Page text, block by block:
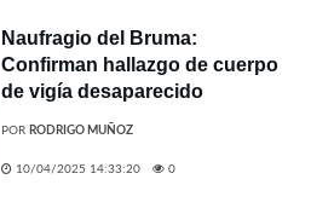
Naufragio del Bruma:
Confirman hallazgo de cuerpo
de vigía desaparecido
POR RODRIGO MUÑOZ
10/04/2025 14:33:20 0